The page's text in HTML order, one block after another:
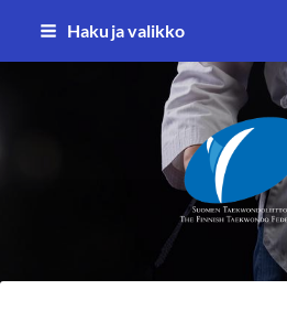
Siirry
Haku ja valikko